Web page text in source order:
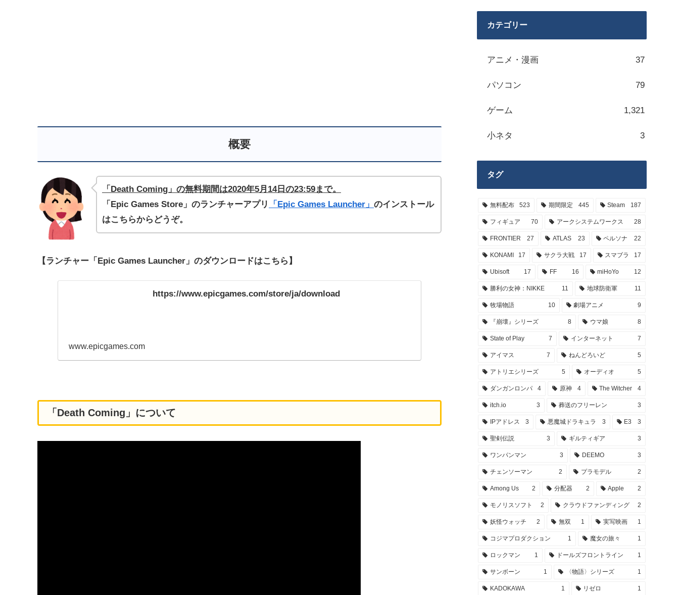
概要
「Death Coming」の無料期間は2020年5月14日 の23:59まで。
「Epic Games Store」のランチャーアプリ
「Epic Games Launcher」 のインストール
はこちらからどうぞ。
【ランチャー「Epic Games Launcher」のダウンロードはこちら】
https://www.epicgames.com/store/ja/download
www.epicgames.com
「Death Coming」について
カテゴリー
アニメ・漫画 37
パソコン 79
ゲーム 1,321
小ネタ 3
タグ
無料配布 523 期間限定 445 Steam 187
フィギュア 70 アークシステムワークス 28
FRONTIER 27 ATLAS 23 ペルソナ 22
KONAMI 17 サクラ大戦 17 スマブラ 17
Ubisoft 17 FF 16 miHoYo 12
勝利の女神：NIKKE 11 地球防衛軍 11
牧場物語 10 劇場アニメ 9
『崩壊』シリーズ 8 ウマ娘 8
State of Play 7 インターネット 7
アイマス 7 ねんどろいど 5
アトリエシリーズ 5 オーディオ 5
ダンガンロンパ 4 原神 4 The Witcher 4
itch.io 3 葬送のフリーレン 3
IPアドレス 3 悪魔城ドラキュラ 3 E3 3
聖剣伝説 3 ギルティギア 3
ワンパンマン 3 DEEMO 3
チェンソーマン 2 プラモデル 2
Among Us 2 分配器 2 Apple 2
モノリスソフト 2 クラウドファンディング 2
妖怪ウォッチ 2 無双 1 実写映画 1
コジマプロダクション 1 魔女の旅々 1
ロックマン 1 ドールズフロントライン 1
サンボーン 1 〈物語〉シリーズ 1
KADOKAWA 1 リゼロ 1